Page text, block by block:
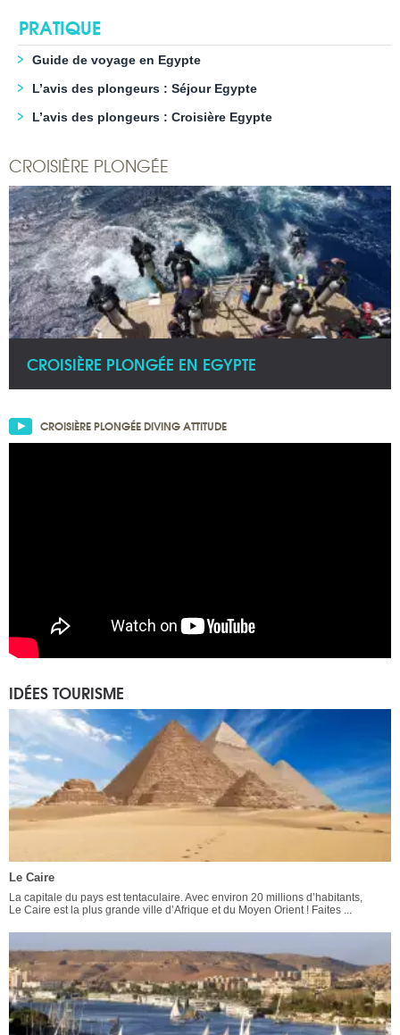
PRATIQUE
Guide de voyage en Egypte
L’avis des plongeurs : Séjour Egypte
L’avis des plongeurs : Croisière Egypte
CROISIÈRE PLONGÉE
CROISIÈRE PLONGÉE EN EGYPTE
CROISIÈRE PLONGÉE DIVING ATTITUDE
IDÉES TOURISME
Le Caire
La capitale du pays est tentaculaire. Avec environ 20 millions d’habitants,
Le Caire est la plus grande ville d’Afrique et du Moyen Orient ! Faites ...